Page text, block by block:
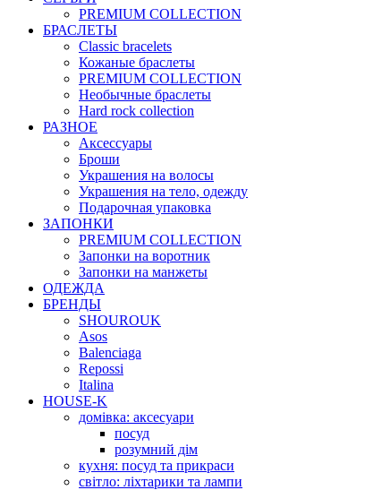
PREMIUM COLLECTION
БРАСЛЕТЫ
Classic bracelets
Кожаные браслеты
PREMIUM COLLECTION
Необычные браслеты
Hard rock collection
РАЗНОЕ
Аксессуары
Броши
Украшения на волосы
Украшения на тело, одежду
Подарочная упаковка
ЗАПОНКИ
PREMIUM COLLECTION
Запонки на воротник
Запонки на манжеты
ОДЕЖДА
БРЕНДЫ
SHOUROUK
Asos
Balenciaga
Repossi
Italina
HOUSE-K
домівка: аксесуари
посуд
розумний дім
кухня: посуд та прикраси
світло: ліхтарики та лампи